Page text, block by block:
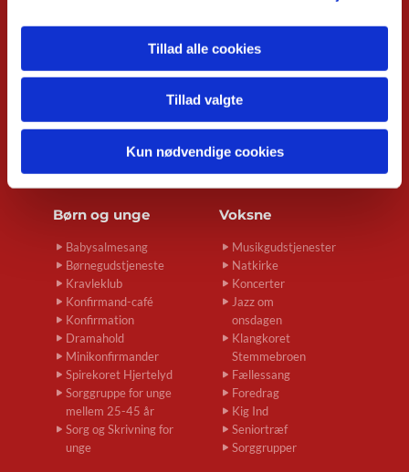
Tillad alle cookies
Tillad valgte
Kun nødvendige cookies
Overblik
Musikgudstjenester
Foredrag
Spirekoret Hjertelyd
Børn og unge
Babysalmesang
Børnegudstjeneste
Kravleklub
Konfirmand-café
Konfirmation
Dramahold
Minikonfirmander
Spirekoret Hjertelyd
Sorggruppe for unge
mellem 25-45 år
Sorg og Skrivning for
unge
Voksne
Musikgudstjenester
Natkirke
Koncerter
Jazz om
onsdagen
Klangkoret
Stemmebroen
Fællessang
Foredrag
Kig Ind
Seniortræf
Sorggrupper